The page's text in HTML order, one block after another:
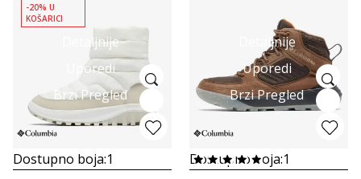
Detaljnije
Uporedi
Brzi Pregled
-20% U
KOŠARICI
Dostupno boja:1
Detaljnije
Uporedi
Brzi Pregled
Dostupno boja:1